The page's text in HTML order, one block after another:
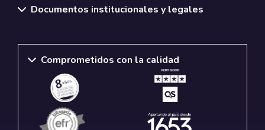
Documentos institucionales y legales
Comprometidos con la calidad